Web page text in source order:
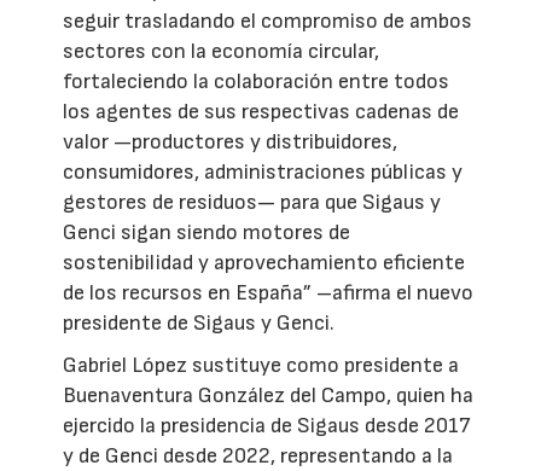
seguir trasladando el compromiso de ambos
sectores con la economía circular,
fortaleciendo la colaboración entre todos
los agentes de sus respectivas cadenas de
valor —productores y distribuidores,
consumidores, administraciones públicas y
gestores de residuos— para que Sigaus y
Genci sigan siendo motores de
sostenibilidad y aprovechamiento eficiente
de los recursos en España” –afirma el nuevo
presidente de Sigaus y Genci.
Gabriel López sustituye como presidente a
Buenaventura González del Campo, quien ha
ejercido la presidencia de Sigaus desde 2017
y de Genci desde 2022, representando a la